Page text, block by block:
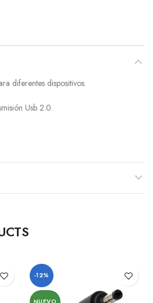
diferentes dispositivos.
Usb 2.0.
-12%